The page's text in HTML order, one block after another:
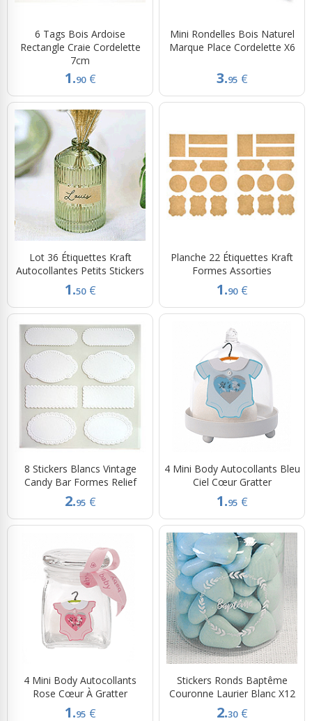
6 Tags Bois Ardoise
Rectangle Craie Cordelette
7cm
1.90 €
Mini Rondelles Bois Naturel
Marque Place Cordelette X6
3.95 €
Lot 36 Étiquettes Kraft
Autocollantes Petits Stickers
1.50 €
Planche 22 Étiquettes Kraft
Formes Assorties
1.90 €
8 Stickers Blancs Vintage
Candy Bar Formes Relief
2.95 €
4 Mini Body Autocollants Bleu
Ciel Cœur Gratter
1.95 €
4 Mini Body Autocollants
Rose Cœur À Gratter
1.95 €
Stickers Ronds Baptême
Couronne Laurier Blanc X12
2.30 €